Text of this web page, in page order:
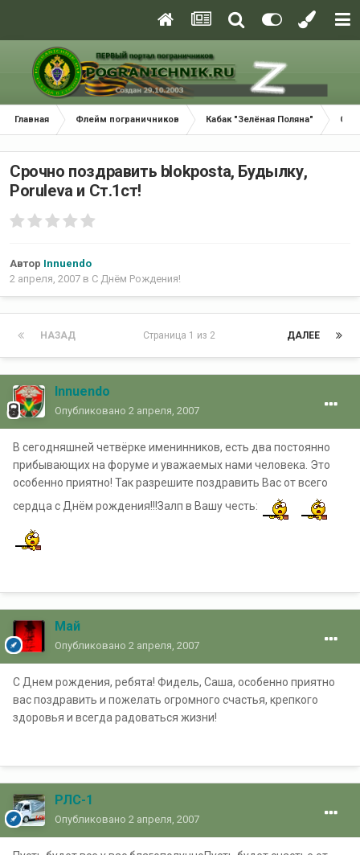
Главная Флейм пограничников Кабак "Зелёная Поляна" С
Срочно поздравить blokpostа, Будылку,
Porulevа и Ст.1ст!
Автор Innuendo
2 апреля, 2007 в С Днём Рождения!
НАЗАД ДАЛЕЕ
Страница 1 из 2
Innuendo
Опубликовано 2 апреля, 2007
В сегодняшней четвёрке именинников, есть два постоянно
прибывающих на форуме и уважаемых нами человека. Это
особенно приятно! Так разрешите поздравить Вас от всего
сердца с Днём рождения!!!Залп в Вашу честь:
Май
Опубликовано 2 апреля, 2007
C Днем рождения, ребята! Фидель, Саша, особенно приятно
вас поздравить и пожелать огромного счастья, крепкого
здоровья и всегда радоваться жизни!
РЛС-1
Опубликовано 2 апреля, 2007